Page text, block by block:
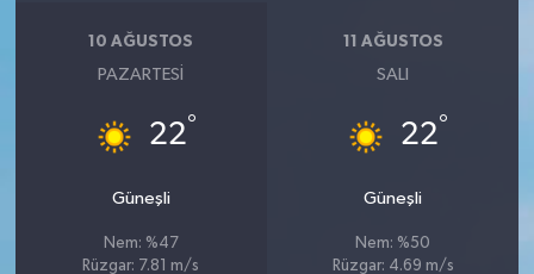
10 AĞUSTOS
PAZARTESI
22°
Güneşli
Nem: %47
Rüzgar: 7.81 m/s
11 AĞUSTOS
SALI
22°
Güneşli
Nem: %50
Rüzgar: 4.69 m/s